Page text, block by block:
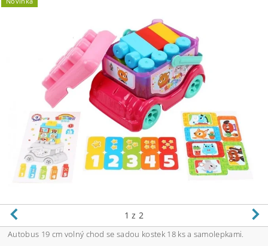
1 z 2
Autobus 19 cm volný chod se sadou kostek 18 ks a samolepkami.